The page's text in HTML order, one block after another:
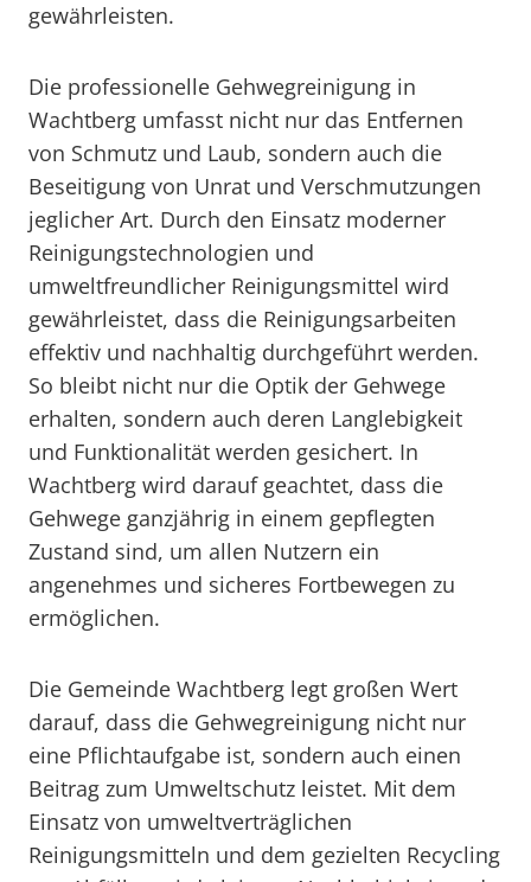
gewährleisten.
Die professionelle Gehwegreinigung in
Wachtberg umfasst nicht nur das Entfernen
von Schmutz und Laub, sondern auch die
Beseitigung von Unrat und Verschmutzungen
jeglicher Art. Durch den Einsatz moderner
Reinigungstechnologien und
umweltfreundlicher Reinigungsmittel wird
gewährleistet, dass die Reinigungsarbeiten
effektiv und nachhaltig durchgeführt werden.
So bleibt nicht nur die Optik der Gehwege
erhalten, sondern auch deren Langlebigkeit
und Funktionalität werden gesichert. In
Wachtberg wird darauf geachtet, dass die
Gehwege ganzjährig in einem gepflegten
Zustand sind, um allen Nutzern ein
angenehmes und sicheres Fortbewegen zu
ermöglichen.
Die Gemeinde Wachtberg legt großen Wert
darauf, dass die Gehwegreinigung nicht nur
eine Pflichtaufgabe ist, sondern auch einen
Beitrag zum Umweltschutz leistet. Mit dem
Einsatz von umweltverträglichen
Reinigungsmitteln und dem gezielten Recycling